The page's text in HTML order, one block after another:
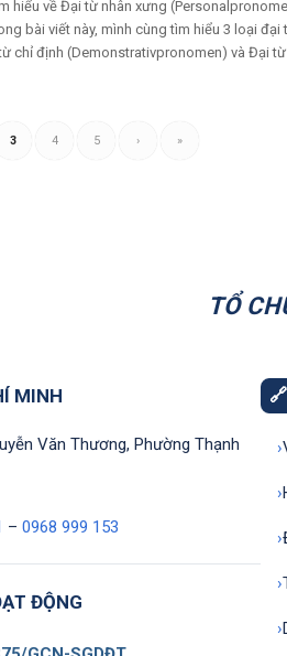
hiểu về Đại từ nhân xưng
bài viết này, mình cùng tìm hiểu 3 loại
chỉ định (Demonstrativpronomen) và Đại
3 4 5 › »
TỔ
MINH
Văn Thương, Phường Thạnh
–0968 999 153
ĐỘNG
🔗
›
›
›
›
›